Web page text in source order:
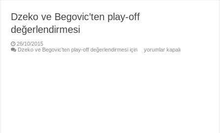
Dzeko ve Begovic’ten play-off
değerlendirmesi
26/10/2015
Dzeko ve Begovic’ten play-off değerlendirmesi için
yorumlar kapalı